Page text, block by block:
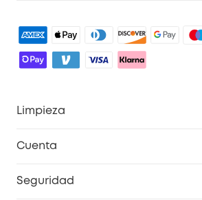
Limpieza
Cuenta
Seguridad